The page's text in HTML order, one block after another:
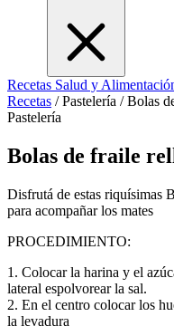
Recetas Salud y
Recetas / Pastelería / Bolas
Pastelería
Bolas de fraile
Disfrutá de estas
para acompañar los mates
PROCEDIMIENTO:
1. Colocar la harina y el
lateral espolvorear la sal.
2. En el centro colocar los
la levadura